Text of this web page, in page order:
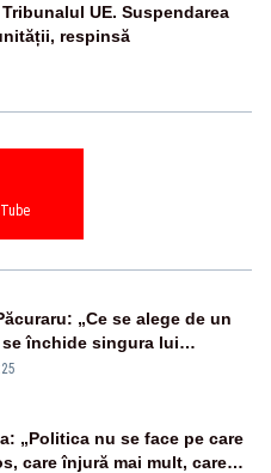
UE. Suspendarea
respinsă
„Ce se alege de un
închide singura lui
„Politica nu se face pe care
care înjură mai mult, care